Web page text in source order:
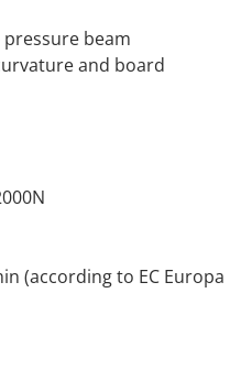
beam
and board
(according to EC Europa